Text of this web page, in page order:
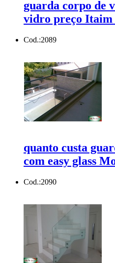
guarda corpo de
vidro preço
Cod.:2089
quanto custa
com easy glass
Cod.:2090